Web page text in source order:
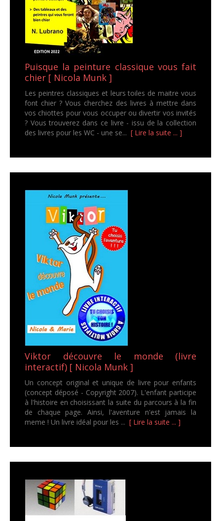
Puisque la peinture classique vous fait
chier [ Nicola Munk ]
Les peintres classiques et leurs toiles de maitre vous
font chier ? Vous cherchez des livres à mettre dans
vos chiottes pour vous occuper ou divertir vos invités
? Vous trouverez dans ce livre - issu de la collection
des livres pour les WC - une se... [ Lire la suite ... ]
Viktor découvre le monde (livre
interactif) [ Nicola Munk ]
Un concept original et unique de livre pour enfants
(concept déposé - Copyright 2007). L'enfant participe
à l'histoire en choisissant la suite du parcours à la fin
de chaque page. Ainsi, l'aventure n'est jamais la
meme ! Un livre idéal pour les ... [ Lire la suite ... ]